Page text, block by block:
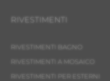
RIVESTIMENTI
RIVESTIMENTI BAGNO
RIVESTIMENTI A MOSAICO
RIVESTIMENTI PER ESTERNI